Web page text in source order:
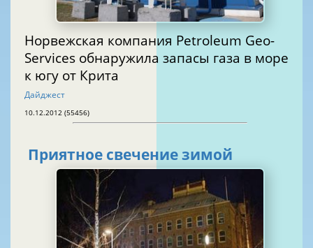
Норвежская компания Petroleum Geo-
Services обнаружила запасы газа в море
к югу от Крита
Дайджест
10.12.2012 (55456)
Приятное свечение зимой